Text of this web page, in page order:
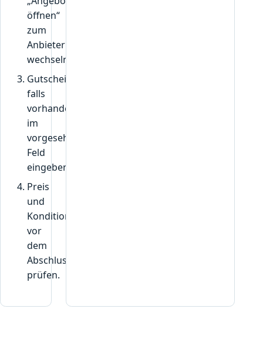
öffnen“
zum
Anbieter
wechseln.
Gutscheincode,
falls
vorhanden,
im
vorgesehenen
Feld
eingeben.
Preis
und
Konditionen
vor
dem
Abschluss
prüfen.